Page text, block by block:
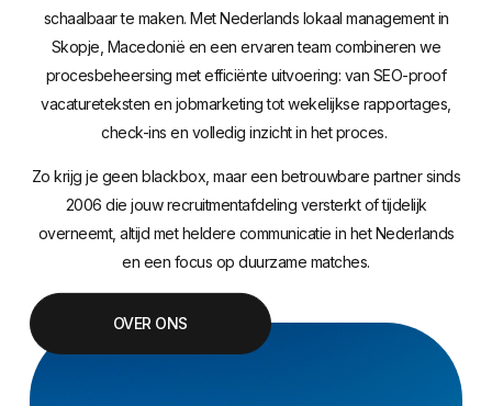
schaalbaar te maken. Met Nederlands lokaal management in
Skopje, Macedonië en een ervaren team combineren we
procesbeheersing met efficiënte uitvoering: van SEO-proof
vacatureteksten en jobmarketing tot wekelijkse rapportages,
check-ins en volledig inzicht in het proces.
Zo krijg je geen blackbox, maar een betrouwbare partner sinds
2006 die jouw recruitmentafdeling versterkt of tijdelijk
overneemt, altijd met heldere communicatie in het Nederlands
en een focus op duurzame matches.
OVER ONS